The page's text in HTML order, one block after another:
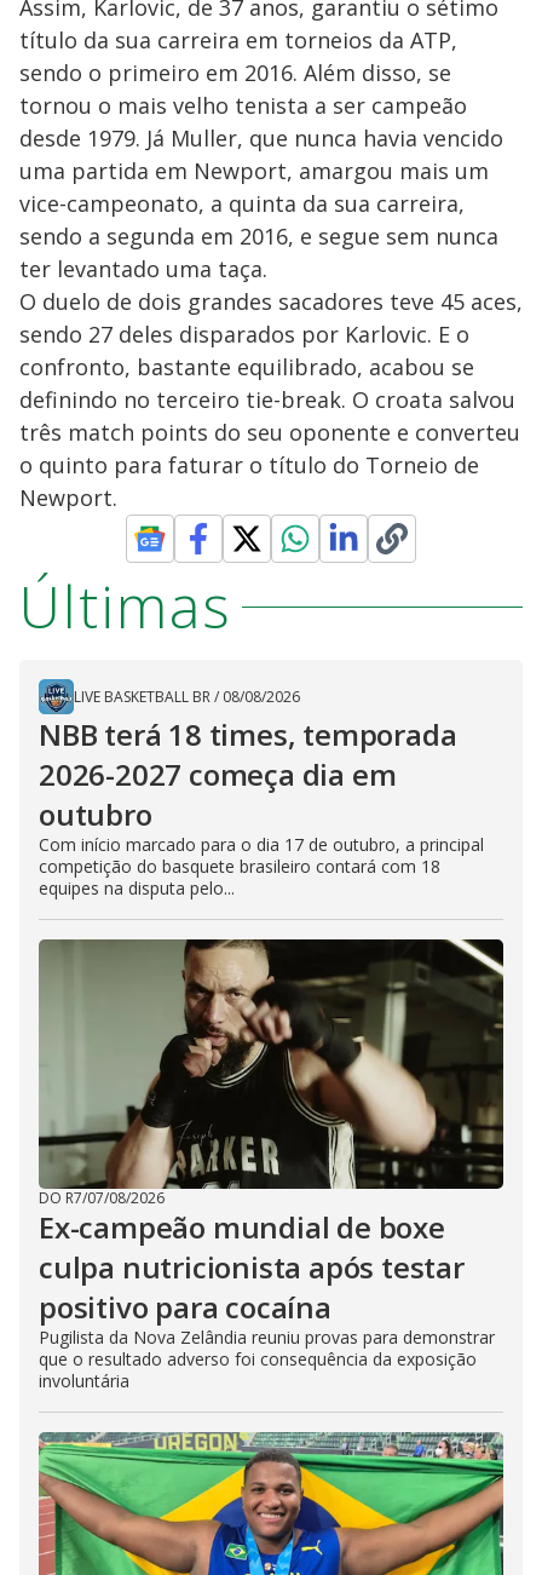
Assim, Karlovic, de 37 anos, garantiu o sétimo
título da sua carreira em torneios da ATP,
sendo o primeiro em 2016. Além disso, se
tornou o mais velho tenista a ser campeão
desde 1979. Já Muller, que nunca havia vencido
uma partida em Newport, amargou mais um
vice-campeonato, a quinta da sua carreira,
sendo a segunda em 2016, e segue sem nunca
ter levantado uma taça.
O duelo de dois grandes sacadores teve 45 aces,
sendo 27 deles disparados por Karlovic. E o
confronto, bastante equilibrado, acabou se
definindo no terceiro tie-break. O croata salvou
três match points do seu oponente e converteu
o quinto para faturar o título do Torneio de
Newport.
Últimas
LIVE BASKETBALL BR/ 08/08/2026
NBB terá 18 times, temporada
2026-2027 começa dia em
outubro
Com início marcado para o dia 17 de outubro, a principal
competição do basquete brasileiro contará com 18
equipes na disputa pelo...
DO R7/07/08/2026
Ex-campeão mundial de boxe
culpa nutricionista após testar
positivo para cocaína
Pugilista da Nova Zelândia reuniu provas para demonstrar
que o resultado adverso foi consequência da exposição
involuntária